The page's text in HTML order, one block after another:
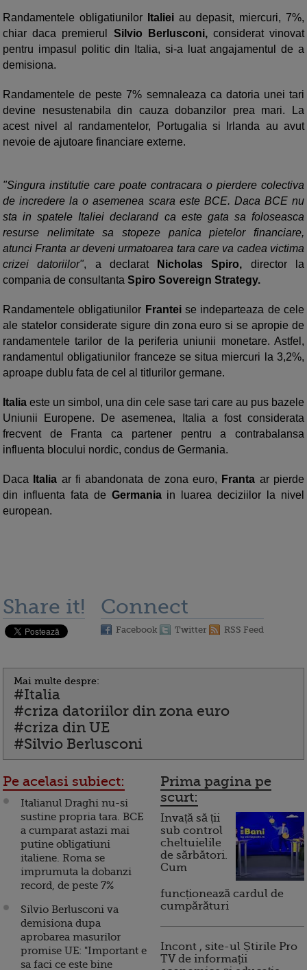
Randamentele obligatiunilor Italiei au depasit, miercuri, 7%,
chiar daca premierul Silvio Berlusconi,considerat vinovat
pentru impasul politic din Italia, si-a luat angajamentul de a
demisiona.
Randamentele de peste 7% semnaleaza ca datoria unei tari
devine nesustenabila din cauza dobanzilor prea mari. La
acest nivel al randamentelor, Portugalia si Irlanda au avut
nevoie de ajutoare financiare externe.
"Singura institutie care poate contracara o pierdere colectiva
de incredere la o asemenea scara este BCE. Daca BCE nu
sta in spatele Italiei declarand ca este gata sa foloseasca
resurse nelimitate sa stopeze panica pietelor financiare,
atunci Franta ar deveni urmatoarea tara care va cadea victima
crizei datoriilor", a declarat Nicholas Spiro, director la
compania de consultanta Spiro Sovereign Strategy.
Randamentele obligatiunilor Franteise indeparteaza de cele
ale statelor considerate sigure din zona euro si se apropie de
randamentele tarilor de la periferia uniunii monetare. Astfel,
randamentul obligatiunilor franceze se situa miercuri la 3,2%,
aproape dublu fata de cel al titlurilor germane.
Italia este un simbol, una din cele sase tari care au pus bazele
Uniunii Europene. De asemenea, Italia a fost considerata
frecvent de Franta ca partener pentru a contrabalansa
influenta blocului nordic, condus de Germania.
Daca Italia ar fi abandonata de zona euro, Franta ar pierde
din influenta fata de Germaniain luarea deciziilor la nivel
european.
Share it! Connect
Facebook Twitter RSS Feed
Mai multe despre:
#Italia
#criza datoriilor din zona euro
#criza din UE
#Silvio Berlusconi
Pe acelasi subiect:
Italianul Draghi nu-si
sustine propria tara. BCE
a cumparat astazi mai
putine obligatiuni
italiene. Roma se
imprumuta la dobanzi
record, de peste 7%
Silvio Berlusconi va
demisiona dupa
aprobarea masurilor
promise UE: "Important e
sa faci ce este bine
Prima pagina pe
scurt:
Invață să ții
sub control
cheltuielile
de sărbători.
Cum
funcționează cardul de
cumpărături
Incont , site-ul Știrile Pro
TV de informații